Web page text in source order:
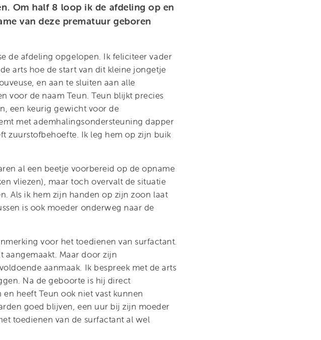
Om half 8 loop ik de afdeling op en
van deze prematuur geboren
de afdeling opgelopen. Ik feliciteer vader
arts hoe de start van dit kleine jongetje
en aan te sluiten aan alle
voor de naam Teun. Teun blijkt precies
een keurig gewicht voor de
met ademhalingsondersteuning dapper
zuurstofbehoefte. Ik leg hem op zijn buik
al een beetje voorbereid op de opname
vliezen), maar toch overvalt de situatie
Als ik hem zijn handen op zijn zoon laat
is ook moeder onderweg naar de
voor het toedienen van surfactant.
aangemaakt. Maar door zijn
aanmaak. Ik bespreek met de arts
Na de geboorte is hij direct
heeft Teun ook niet vast kunnen
goed blijven, een uur bij zijn moeder
toedienen van de surfactant al wel